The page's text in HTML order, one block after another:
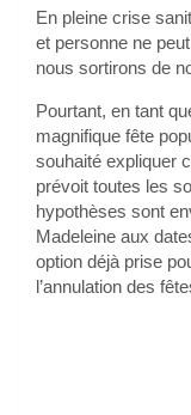
En pleine crise
et personne ne
nous sortirons de
Pourtant, en tant
magnifique fête
souhaité expliquer
prévoit toutes les
hypothèses sont
Madeleine aux
option déjà prise
l’annulation des